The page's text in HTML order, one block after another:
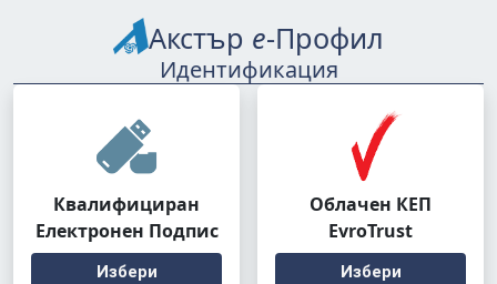
Акстър е-Профил
Идентификация
Квалифициран
Електронен Подпис
Избери
Облачен КЕП
EvroTrust
Избери